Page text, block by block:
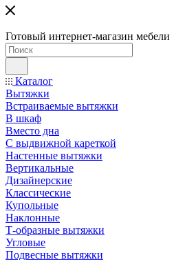
Готовый интернет-магазин мебели
Каталог
Вытяжки
Встраиваемые вытяжки
В шкаф
Вместо дна
С выдвижной кареткой
Настенные вытяжки
Вертикальные
Дизайнерские
Классические
Купольные
Наклонные
Т-образные вытяжки
Угловые
Подвесные вытяжки